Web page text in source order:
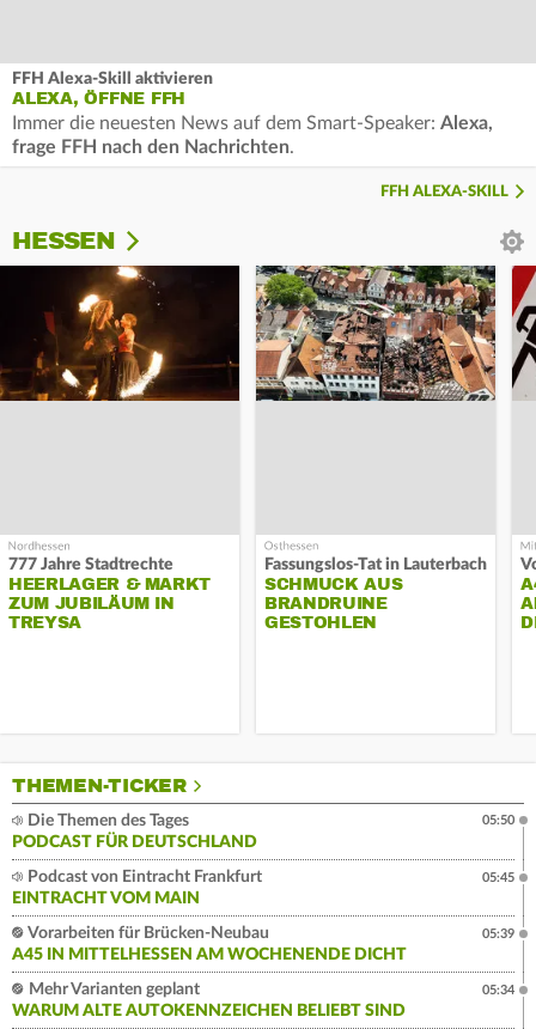
FFH Alexa-Skill aktivieren
ALEXA, ÖFFNE FFH
Immer die neuesten News auf dem Smart-Speaker: Alexa,
frage FFH nach den Nachrichten.
FFH ALEXA-SKILL
HESSEN
777 Jahre Stadtrechte
HEERLAGER & MARKT
ZUM JUBILÄUM IN
TREYSA
Fassungslos-Tat in Lauterbach
SCHMUCK AUS
BRANDRUINE
GESTOHLEN
THEMEN-TICKER
Die Themen des Tages
PODCAST FÜR DEUTSCHLAND
05:50
Podcast von Eintracht Frankfurt
EINTRACHT VOM MAIN
05:45
Vorarbeiten für Brücken-Neubau
A45 IN MITTELHESSEN AM WOCHENENDE DICHT
05:39
Mehr Varianten geplant
WARUM ALTE AUTOKENNZEICHEN BELIEBT SIND
05:34